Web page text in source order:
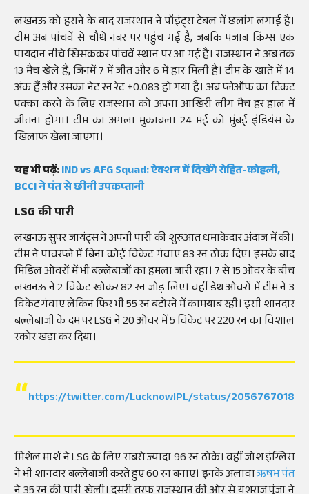
लखनऊ को हराने के बाद राजस्थान ने पॉइंट्स टेबल में छलांग लगाई है।
टीम अब पांचवें से चौथे नंबर पर पहुंच गई है, जबकि पंजाब किंग्स एक
पायदान नीचे खिसककर पांचवें स्थान पर आ गई है। राजस्थान ने अब तक
13 मैच खेले हैं, जिनमें 7 में जीत और 6 में हार मिली है। टीम के खाते में 14
अंक हैं और उसका नेट रन रेट +0.083 हो गया है। अब प्लेऑफ का टिकट
पक्का करने के लिए राजस्थान को अपना आखिरी लीग मैच हर हाल में
जीतना होगा। टीम का अगला मुकाबला 24 मई को मुंबई इंडियंस के
खिलाफ खेला जाएगा।
यह भी पढ़ें:IND vs AFG Squad: ऐक्शन में दिखेंगे रोहित-कोहली,
BCCI ने पंत से छीनी उपकप्तानी
LSG की पारी
लखनऊ सुपर जायंट्स ने अपनी पारी की शुरुआत धमाकेदार अंदाज में की।
टीम ने पावरप्ले में बिना कोई विकेट गंवाए 83 रन ठोक दिए। इसके बाद
मिडिल ओवरों में भी बल्लेबाजों का हमला जारी रहा। 7 से 15 ओवर के बीच
लखनऊ ने 2 विकेट खोकर 82 रन जोड़ लिए। वहीं डेथ ओवरों में टीम ने 3
विकेट गंवाए लेकिन फिर भी 55 रन बटोरने में कामयाब रही। इसी शानदार
बल्लेबाजी के दम पर LSG ने 20 ओवर में 5 विकेट पर 220 रन का विशाल
स्कोर खड़ा कर दिया।
https://twitter.com/LucknowIPL/status/
मिशेल मार्श ने LSG के लिए सबसे ज्यादा 96 रन ठोके। वहीं जोश इंग्लिस
ने भी शानदार बल्लेबाजी करते हुए 60 रन बनाए। इनके अलावाऋषभ पंत